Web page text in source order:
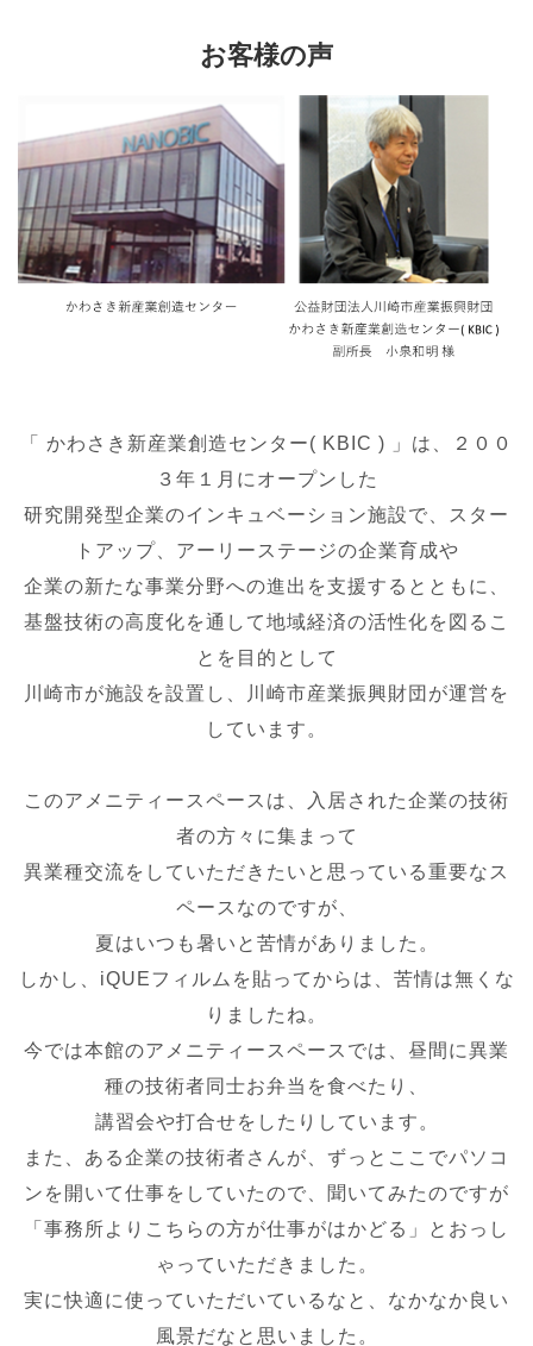
お客様の声
「 かわさき新産業創造センター( KBIC ) 」は、２００
３年１月にオープンした
研究開発型企業のインキュベーション施設で、スター
トアップ、アーリーステージの企業育成や
企業の新たな事業分野への進出を支援するとともに、
基盤技術の高度化を通して地域経済の活性化を図るこ
とを目的として
川崎市が施設を設置し、川崎市産業振興財団が運営を
しています。
このアメニティースペースは、入居された企業の技術
者の方々に集まって
異業種交流をしていただきたいと思っている重要なス
ペースなのですが、
夏はいつも暑いと苦情がありました。
しかし、iQUEフィルムを貼ってからは、苦情は無くな
りましたね。
今では本館のアメニティースペースでは、昼間に異業
種の技術者同士お弁当を食べたり、
講習会や打合せをしたりしています。
また、ある企業の技術者さんが、ずっとここでパソコ
ンを開いて仕事をしていたので、聞いてみたのですが
「事務所よりこちらの方が仕事がはかどる」とおっし
ゃっていただきました。
実に快適に使っていただいているなと、なかなか良い
風景だなと思いました。